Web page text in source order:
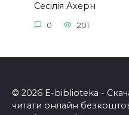
Сесілія Ахерн
0 201
© 2026 E-biblioteka -
читати онлайн